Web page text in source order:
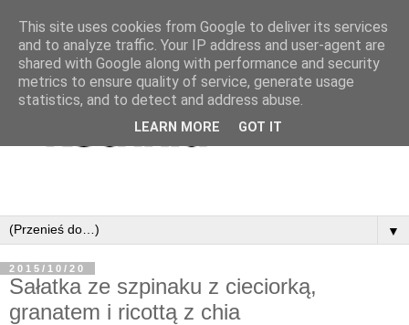
▼
2015/10/20
Sałatka ze szpinaku z cieciorką,
granatem i ricottą z chia
This site uses cookies from Google to deliver its services
and to analyze traffic. Your IP address and user-agent are
shared with Google along with performance and security
metrics to ensure quality of service, generate usage
statistics, and to detect and address abuse.
LEARN MORE GOT IT